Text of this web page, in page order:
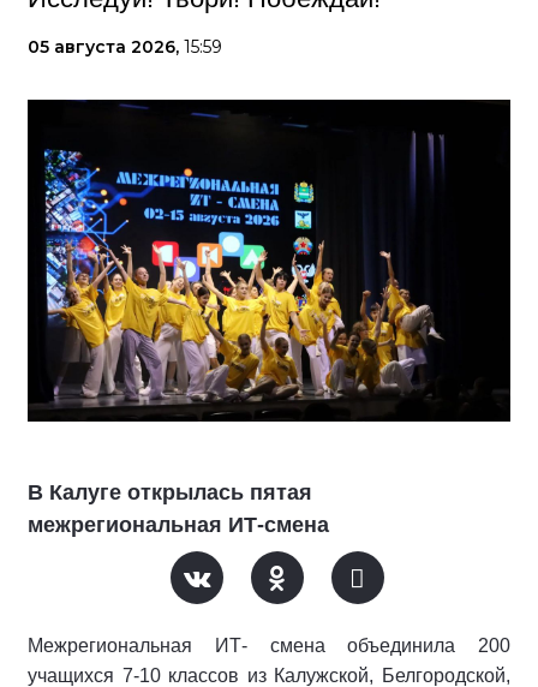
05 августа 2026, 15:59
В Калуге открылась пятая
межрегиональная ИТ-смена
Межрегиональная ИТ- смена объединила 200
учащихся 7-10 классов из Калужской, Белгородской,